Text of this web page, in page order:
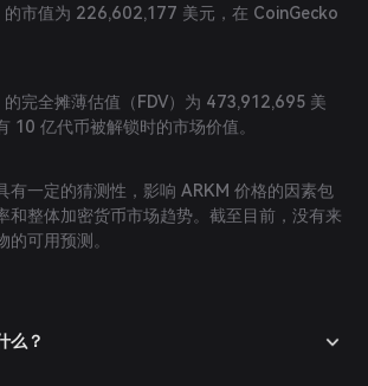
市值为 226,602,177 美元，在 CoinGecko
完全摊薄估值（FDV）为 473,912,695 美
10 亿代币被解锁时的市场价值。
有一定的猜测性，影响 ARKM 价格的因素包
和整体加密货币市场趋势。截至目前，没有来
的可用预测。
么？